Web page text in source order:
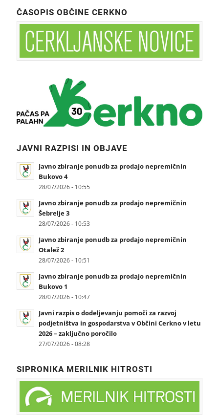
ČASOPIS OBČINE CERKNO
JAVNI RAZPISI IN OBJAVE
Javno zbiranje ponudb za prodajo nepremičnin
Bukovo 4
28/07/2026 - 10:55
Javno zbiranje ponudb za prodajo nepremičnin
Šebrelje 3
28/07/2026 - 10:53
Javno zbiranje ponudb za prodajo nepremičnin
Otalež 2
28/07/2026 - 10:51
Javno zbiranje ponudb za prodajo nepremičnin
Bukovo 1
28/07/2026 - 10:47
Javni razpis o dodeljevanju pomoči za razvoj
podjetništva in gospodarstva v Občini Cerkno v letu
2026 – zaključno poročilo
27/07/2026 - 08:28
SIPRONIKA MERILNIK HITROSTI